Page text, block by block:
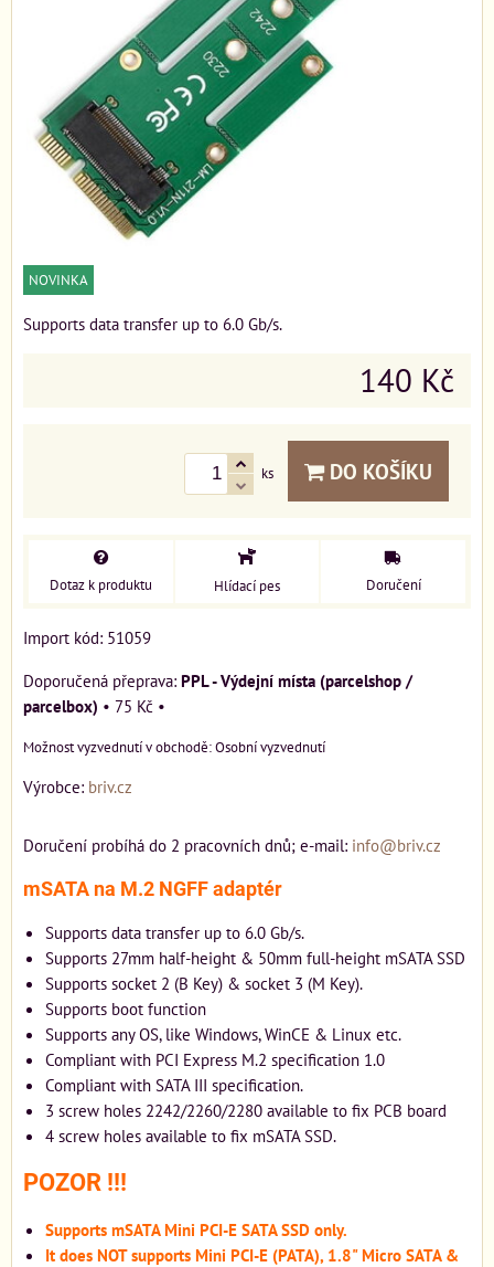
NOVINKA
Supports data transfer up to 6.0 Gb/s.
140 Kč
ks DO KOŠÍKU
Dotaz k produktu Hlídací pes Doručení
Import kód: 51059
PPL - Výdejní místa (parcelshop /
parcelbox) • 75 Kč •
Osobní vyzvednutí
Výrobce: briv.cz
Doručení probíhá do 2 pracovních dnů; e-mail: info@briv.cz
mSATA na M.2 NGFF adaptér
Supports data transfer up to 6.0 Gb/s.
Supports 27mm half-height & 50mm full-height mSATA SSD
Supports socket 2 (B Key) & socket 3 (M Key).
Supports boot function
Supports any OS, like Windows, WinCE & Linux etc.
Compliant with PCI Express M.2 specification 1.0
Compliant with SATA III specification.
3 screw holes 2242/2260/2280 available to fix PCB board
4 screw holes available to fix mSATA SSD.
POZOR !!!
Supports mSATA Mini PCI-E SATA SSD only.
It does NOT supports Mini PCI-E (PATA), 1.8" Micro SATA &